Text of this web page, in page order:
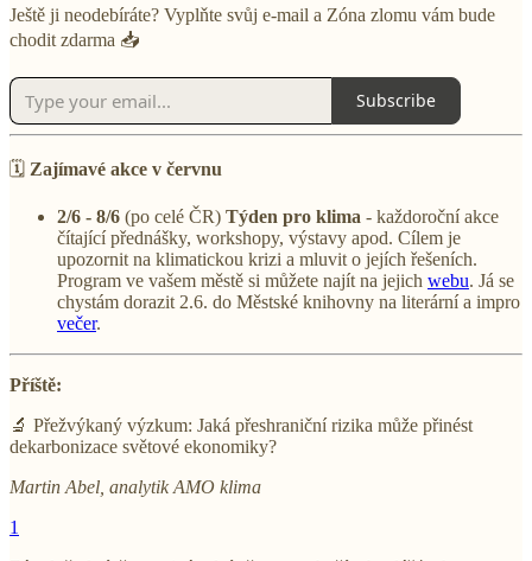
Ještě ji neodebíráte? Vyplňte svůj e-mail a Zóna zlomu vám bude
chodit zdarma 📥
Subscribe
🗓️ Zajímavé akce v červnu
2/6 - 8/6 (po celé ČR) Týden pro klima - každoroční akce
čítající přednášky, workshopy, výstavy apod. Cílem je
upozornit na klimatickou krizi a mluvit o jejích řešeních.
Program ve vašem městě si můžete najít na jejich webu. Já se
chystám dorazit 2.6. do Městské knihovny na literární a impro
večer.
Příště:
🔬 Přežvýkaný výzkum: Jaká přeshraniční rizika může přinést
dekarbonizace světové ekonomiky?
Martin Abel, analytik AMO klima
1